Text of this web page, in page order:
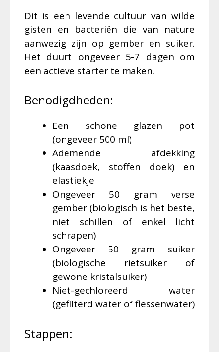
Dit is een levende cultuur van wilde
gisten en bacteriën die van nature
aanwezig zijn op gember en suiker.
Het duurt ongeveer 5-7 dagen om
een actieve starter te maken.
Benodigdheden:
Een schone glazen pot
(ongeveer 500 ml)
Ademende afdekking
(kaasdoek, stoffen doek) en
elastiekje
Ongeveer 50 gram verse
gember (biologisch is het beste,
niet schillen of enkel licht
schrapen)
Ongeveer 50 gram suiker
(biologische rietsuiker of
gewone kristalsuiker)
Niet-gechloreerd water
(gefilterd water of flessenwater)
Stappen: